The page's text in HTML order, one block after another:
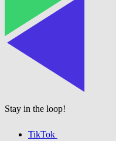
Stay in the loop!
TikTok